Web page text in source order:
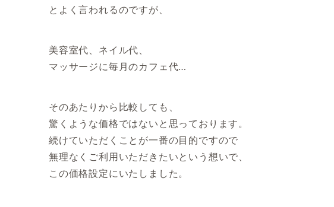
とよく言われるのですが、
美容室代、ネイル代、
マッサージに毎月のカフェ代…
そのあたりから比較しても、
驚くような価格ではないと思っております。
続けていただくことが一番の目的ですので
無理なくご利用いただきたいという想いで、
この価格設定にいたしました。